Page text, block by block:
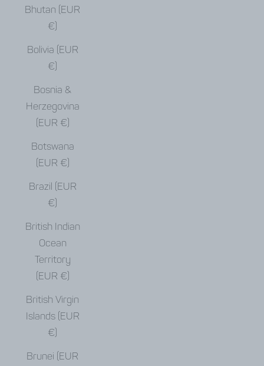
Bhutan (EUR
€)
Bolivia (EUR
€)
Bosnia &
Herzegovina
(EUR €)
Botswana
(EUR €)
Brazil (EUR
€)
British Indian
Ocean
Territory
(EUR €)
British Virgin
Islands (EUR
€)
Brunei (EUR